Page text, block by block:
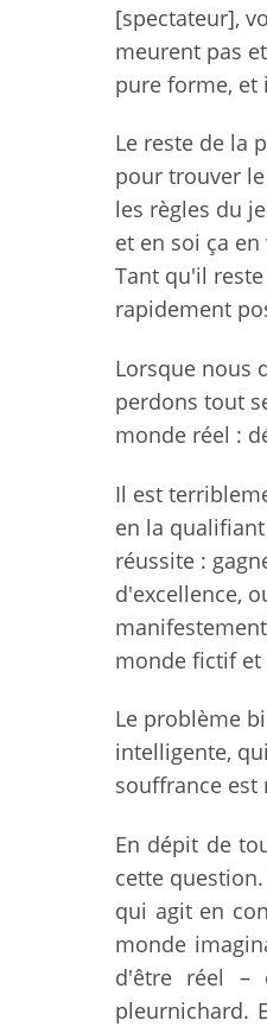
[spectateur],
meurent pas
pure forme, et
Le reste de la
pour trouver
les règles du
et en soi ça
Tant qu'il
rapidement
Lorsque nous
perdons tout
monde réel :
Il est
en la
réussite :
d'excellence,
monde fictif
Le problème
intelligente,
souffrance est
En dépit de
cette
qui agit en
monde
d'être réel –
pleurnichard.